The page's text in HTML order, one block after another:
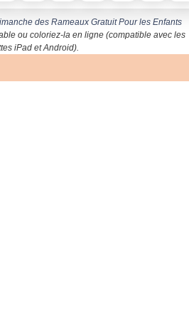
des Rameaux Gratuit Pour les Enfants
ou coloriez-la en ligne (compatible avec les
iPad et Android).